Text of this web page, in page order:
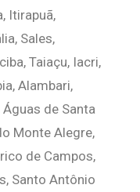
Itirapuã,
Sales,
Taiaçu, Iacri,
Alambari,
Águas de Santa
Monte Alegre,
de Campos,
Santo Antônio